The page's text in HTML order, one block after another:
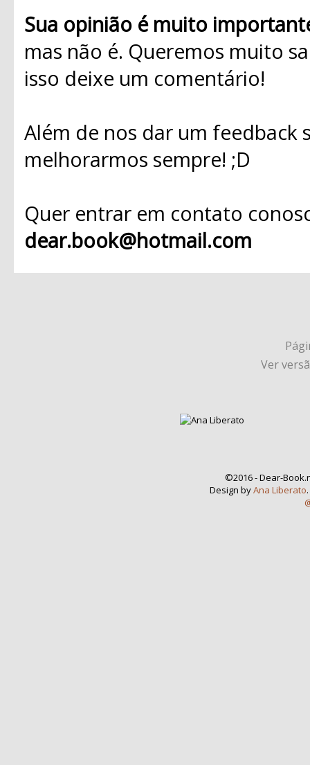
Sua opinião é muito
mas não é. Queremos muito
isso deixe um comentário!
Além de nos dar um
melhorarmos sempre! ;D
Quer entrar em contato
dear.book@hotmail.com
Ver
©2016 - Dear-
Design byAna Liberato